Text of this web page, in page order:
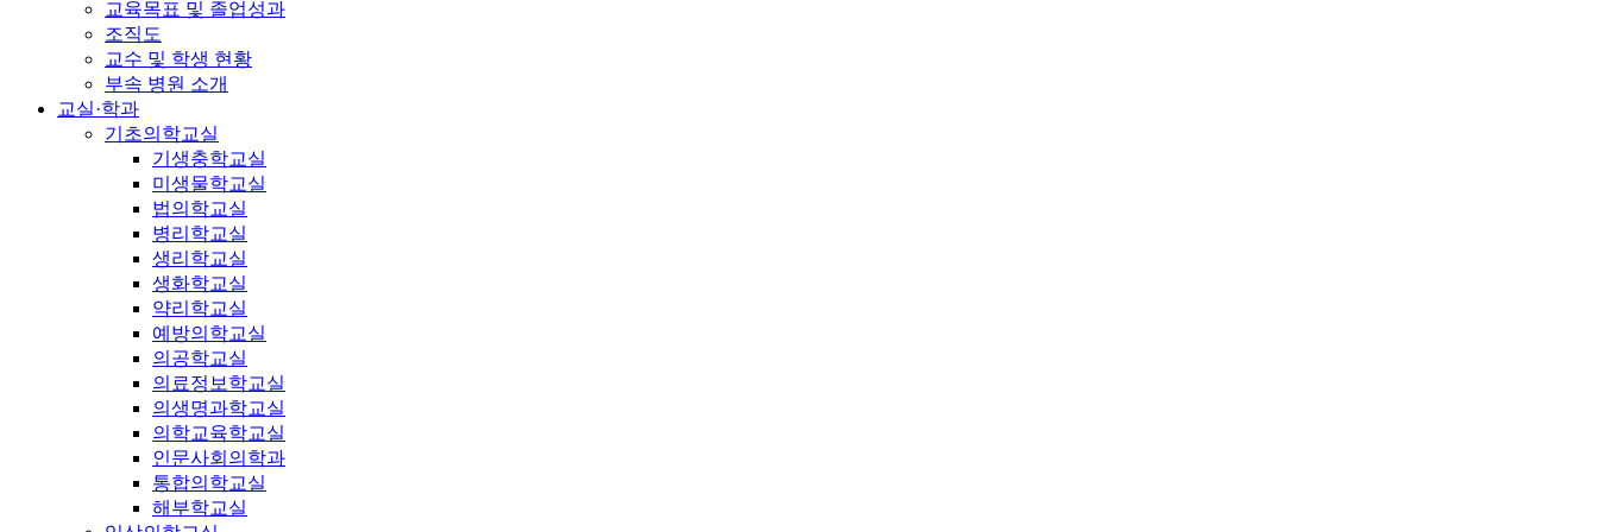
교육목표 및 졸업성과
조직도
교수 및 학생 현황
부속 병원 소개
교실·학과
기초의학교실
기생충학교실
미생물학교실
법의학교실
병리학교실
생리학교실
생화학교실
약리학교실
예방의학교실
의공학교실
의료정보학교실
의생명과학교실
의학교육학교실
인문사회의학과
통합의학교실
해부학교실